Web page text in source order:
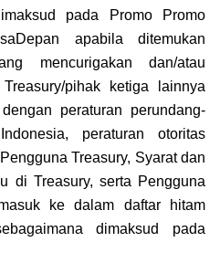
pada Promo Promo
apabila ditemukan
mencurigakan dan/atau
pihak ketiga lainnya
peraturan perundang-
peraturan otoritas
Treasury, Syarat dan
di Treasury, serta Pengguna
ke dalam daftar hitam
dimaksud pada